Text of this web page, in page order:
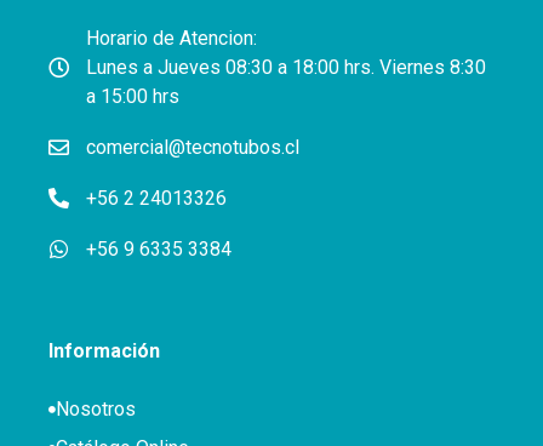
Horario de Atencion:
Lunes a Jueves 08:30 a 18:00 hrs. Viernes 8:30
a 15:00 hrs
comercial@tecnotubos.cl
+56 2 24013326
+56 9 6335 3384
Información
Nosotros